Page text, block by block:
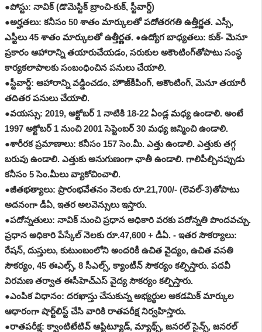
●పోస్టు: నావిక్ (డొమెస్టిక్ బ్రాంచి-కుక్, స్టీవార్డ్)
●అర్హతలు: కనీసం 50 శాతం మార్కులతో పదోతరగతి ఉత్తీర్ణత. ఎస్సీ,
ఎస్టీలు 45 శాతం మార్కులతో ఉత్తీర్ణత. ●ఉద్యోగ బాధ్యతలు: కుక్- మెనూ
ప్రకారం ఆహారాన్ని తయారుచేయడం, సరుకుల అకౌంటింగ్‌తోపాటు సంస్థ
కార్యకలాపాలకు సంబంధించిన పనులు చేయాలి.
●స్టీవార్డ్: ఆహారాన్ని వడ్డించడం, హౌజ్‌కీపింగ్, అకౌంటింగ్, మెనూ తయారీ
తదితర పనులు చేయాలి.
●వయస్సు: 2019, అక్టోబర్ 1 నాటికి 18-22 ఏండ్ల మధ్య ఉండాలి. అంటే
1997 అక్టోబర్ 1 నుంచి 2001 సెప్టెంబర్ 30 మధ్య జన్మించి ఉండాలి.
●శారీరక ప్రమాణాలు: కనీసం 157 సెం.మీ. ఎత్తు ఉండాలి. ఎత్తుకు తగ్గ
బరువు ఉండాలి. ఎత్తుకు అనుగుణంగా ఛాతీ ఉండాలి. గాలిపీల్చినప్పుడు
కనీసం 5 సెం.మీలు వ్యాకోచించాలి.
●జీతభత్యాలు: ప్రారంభవేతనం నెలకు రూ.21,700/- (లెవల్-3)తోపాటు
అదనంగా డీఏ, ఇతర అలవెన్సులు ఇస్తారు.
●పదోన్నతులు: నావిక్ నుంచి ప్రధాన అధికారి వరకు పదోన్నతి పొందవచ్చు.
ప్రధాన అధికారి పేస్కేల్ నెలకు రూ.47,600 + డీఏ. - ఇతర సౌకర్యాలు:
రేషన్, దుస్తులు, కుటుంబంలోని అందరికీ ఉచిత వైద్యం, ఉచిత వసతి
సౌకర్యం, 45 ఈఎల్స్, 8 సీఎల్స్, క్యాంటీన్ సౌకర్యం కల్పిస్తారు. పదవీ
విరమణ తర్వాత ఈసీహెచ్‌ఎస్ వైద్య సౌకర్యం కల్పిస్తారు.
●ఎంపిక విధానం: దరఖాస్తు చేసుకున్న అభ్యర్థుల అకడమిక్ మార్కుల
ఆధారంగా షార్ట్‌లిస్ట్ చేసి వారికి రాతపరీక్ష నిర్వహిస్తారు.
●రాతపరీక్ష: క్వాంటిటేటివ్ ఆప్టిట్యూడ్, మ్యాథ్స్, జనరల్ సైన్స్, జనరల్